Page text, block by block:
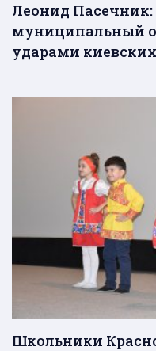
Леонид Пасечник:
муниципальный
ударами
Школьники